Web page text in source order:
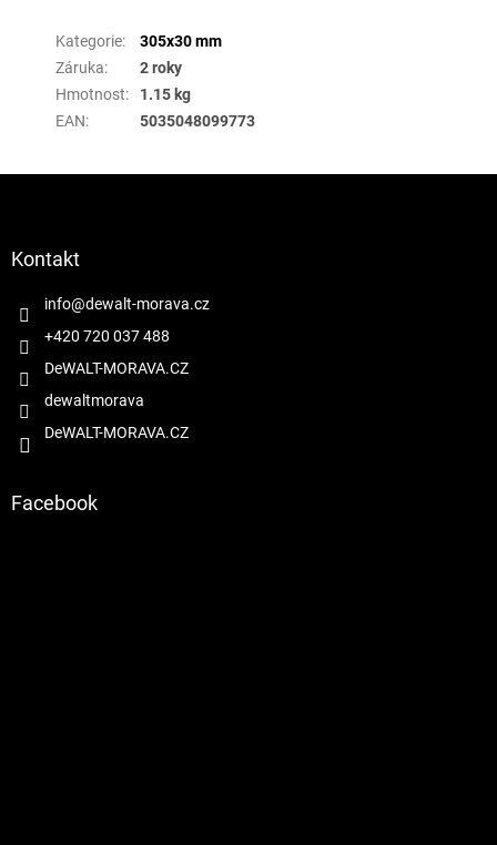
Kategorie:
305x30 mm
Záruka:
2 roky
Hmotnost:
1.15 kg
EAN: 5035048099773
Kontakt
info@dewalt-morava.cz
+420 720 037 488
DeWALT-MORAVA.CZ
dewaltmorava
DeWALT-MORAVA.CZ
Facebook